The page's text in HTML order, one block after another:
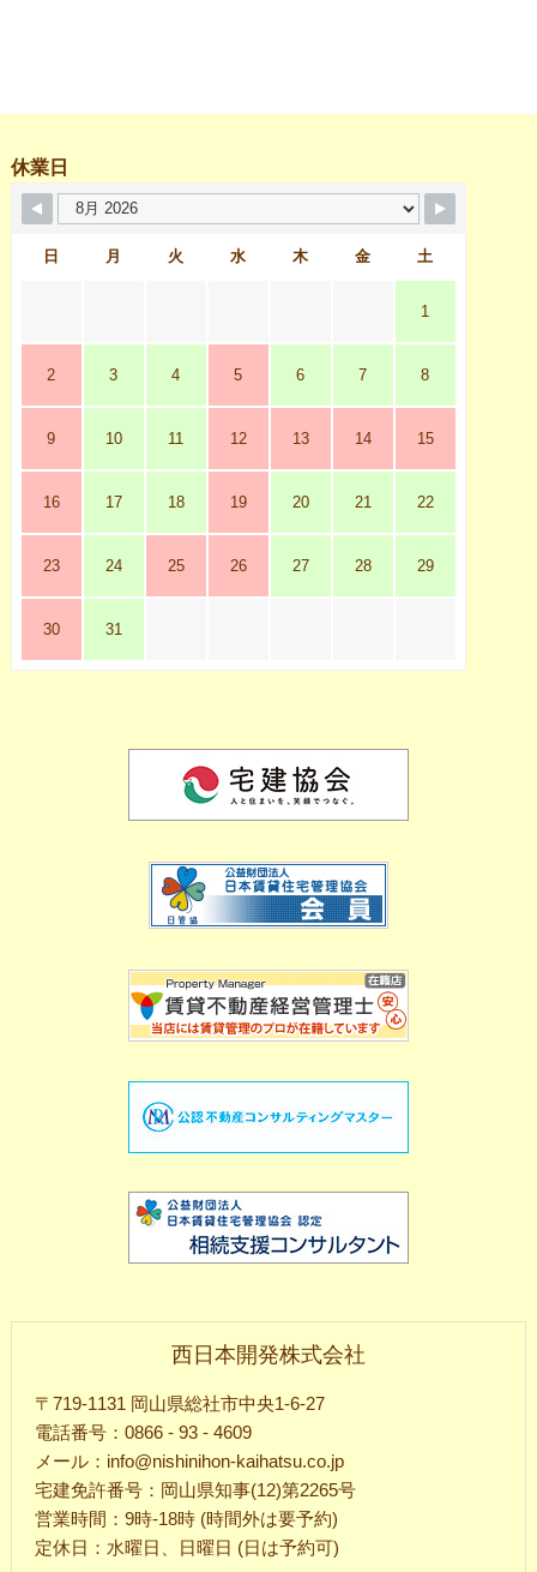
休業日
日 月 火 水 木 金 土
1
2 3 4 5 6 7 8
9 10 11 12 13 14 15
16 17 18 19 20 21 22
23 24 25 26 27 28 29
30 31
西日本開発株式会社
〒719-1131 岡山県総社市中央1-6-27
電話番号：0866 - 93 - 4609
メール：info@nishinihon-kaihatsu.co.jp
宅建免許番号：岡山県知事(12)第2265号
営業時間：9時-18時 (時間外は要予約)
定休日：水曜日、日曜日 (日は予約可)